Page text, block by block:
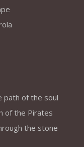
path of the soul
of the Pirates
the stone